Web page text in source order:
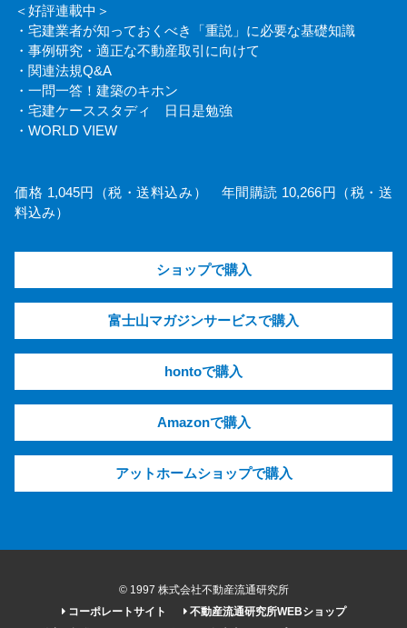
＜好評連載中＞
・宅建業者が知っておくべき「重説」に必要な基礎知識
・事例研究・適正な不動産取引に向けて
・関連法規Q&A
・一問一答！建築のキホン
・宅建ケーススタディ 日日是勉強
・WORLD VIEW
価格 1,045円（税・送料込み） 年間購読 10,266円（税・送
料込み）
ショップで購入
富士山マガジンサービスで購入
hontoで購入
Amazonで購入
アットホームショップで購入
© 1997 株式会社不動産流通研究所
コーポレートサイト
不動産流通研究所WEBショップ